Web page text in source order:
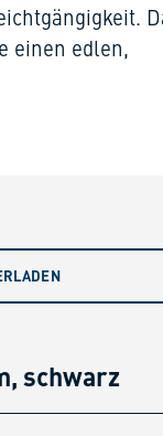
einen edlen,
schwarz